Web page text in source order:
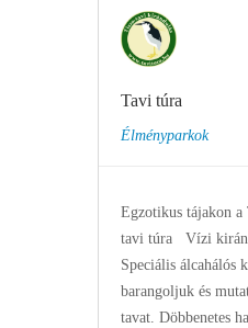
Tavi túra
Élményparkok
Egzotikus tájakon
tavi túra Vízi
Speciális álcahálós
barangoljuk és
tavat. Döbbenetes